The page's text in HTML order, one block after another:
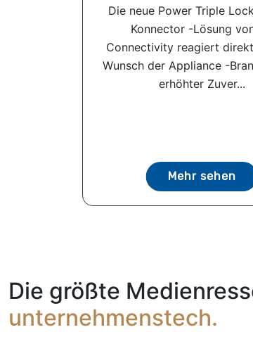
Die neue Power Triple
Konnector -Lösung
Connectivity reagiert
Wunsch der Appliance -
erhöhter Zuver...
Mehr sehen
Die größte
unternehmenstech.